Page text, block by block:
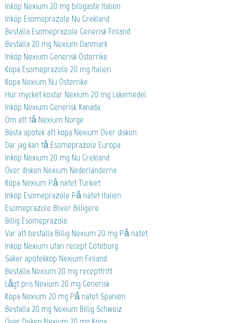
Inköp Nexium 20 mg billigaste Italien
Inköp Esomeprazole Nu Grekland
Beställa Esomeprazole Generisk Finland
Beställa 20 mg Nexium Danmark
Inköp Nexium Generisk Österrike
Köpa Esomeprazole 20 mg Italien
Köpa Nexium Nu Österrike
Hur mycket kostar Nexium 20 mg Läkemedel
Inköp Nexium Generisk Kanada
Om att få Nexium Norge
Bästa apotek att köpa Nexium Över disken
Där jag kan få Esomeprazole Europa
Inköp Nexium 20 mg Nu Grekland
Över disken Nexium Nederländerna
Köpa Nexium På nätet Turkiet
Inköp Esomeprazole På nätet Italien
Esomeprazole Bliver Billigere
Billig Esomeprazole
Var att beställa Billig Nexium 20 mg På nätet
Inköp Nexium utan recept Göteborg
Säker apotekköp Nexium Finland
Beställa Nexium 20 mg receptfritt
Lågt pris Nexium 20 mg Generisk
Köpa Nexium 20 mg På nätet Spanien
Beställa 20 mg Nexium Billig Schweiz